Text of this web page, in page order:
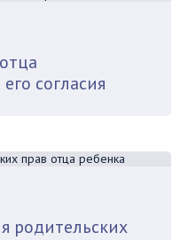
согласия
родительских